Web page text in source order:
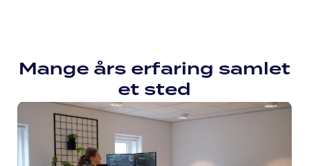
Mange års erfaring samlet
et sted